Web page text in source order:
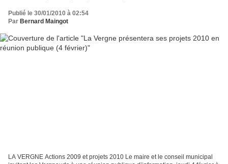
Publié le 30/01/2010 à 02:54
Par Bernard Maingot
LA VERGNE Actions 2009 et projets 2010 Le maire et le conseil municipal